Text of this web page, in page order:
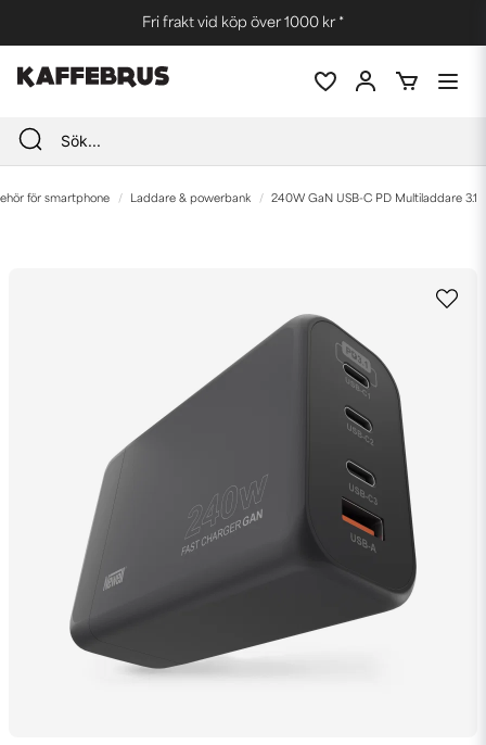
Fri frakt vid köp över 1000 kr *
för smartphone Laddare & powerbank 240W GaN USB-C PD Multiladdare 3.1